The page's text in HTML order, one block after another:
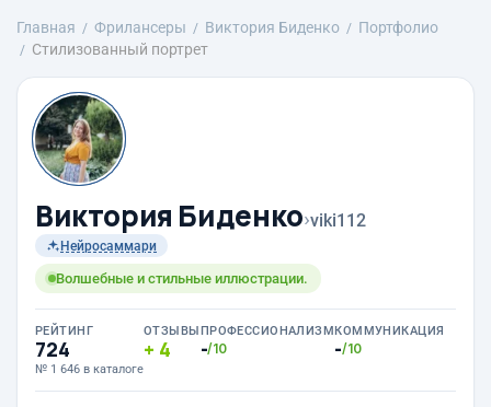
Главная Фрилансеры Виктория Биденко
Портфолио
Стилизованный портрет
Виктория Биденко›viki112
Нейросаммари
Волшебные и стильные иллюстрации.
РЕЙТИНГ
724
№ 1 646 в каталоге
ОТЗЫВЫ
4
ПРОФЕССИОНАЛИЗМ
-/10
КОММУНИКАЦИЯ
-/10